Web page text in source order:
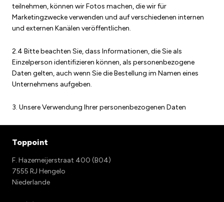
teilnehmen, können wir Fotos machen, die wir für
Marketingzwecke verwenden und auf verschiedenen internen
und externen Kanälen veröffentlichen.
2.4 Bitte beachten Sie, dass Informationen, die Sie als
Einzelperson identifizieren können, als personenbezogene
Daten gelten, auch wenn Sie die Bestellung im Namen eines
Unternehmens aufgeben.
3. Unsere Verwendung Ihrer personenbezogenen Daten
Toppoint
F. Hazemeijerstraat 400 (B04)
7555 RJ Hengelo
Niederlande